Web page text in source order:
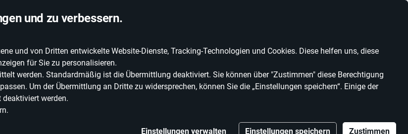
und zu verbessern.
und von Dritten entwickelte Website-Dienste, Tracking-Technologien und Cookies. Diese helfen uns, diese
für Sie zu personalisieren.
werden. Standardmäßig ist die Übermittlung deaktiviert. Sie können über "Zustimmen" diese Berechtigung
Um der Übermittlung an Dritte zu widersprechen, können Sie die „Einstellungen speichern“. Einige der
werden.
Einstellungen verwalten Einstellungen speichern Zustimmen
ERLEBNISWELT WEINWELT